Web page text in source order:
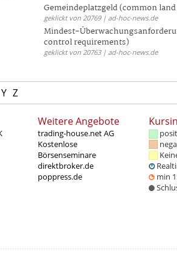
Gemeindeplatzgeld (common
geklickt von 20769 | ad-hoc-news.de
Mindest-
control requirements)
geklickt von 20763 | ad-hoc-news.de
Y Z
Weitere Angebote
trading-house.net AG
Kostenlose
Börsenseminare
direktbroker.de
poppress.de
min